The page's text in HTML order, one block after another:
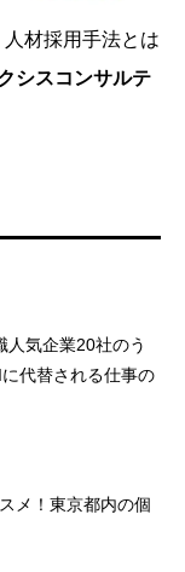
材採用手法とは
シスコンサルテ
人気企業20社のう
代替される仕事の
メ！東京都内の個